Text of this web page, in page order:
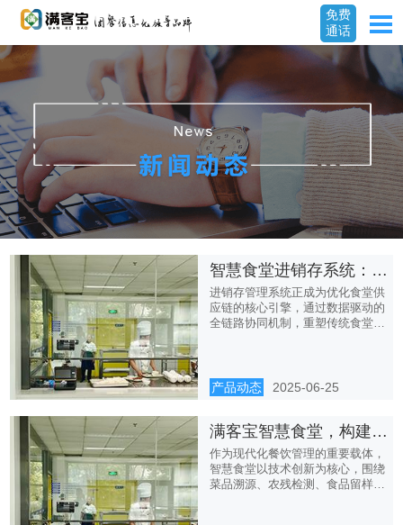
免费
通话
智慧食堂进销存系统：供应链优化的核心驱动力
进销存管理系统正成为优化食堂供
应链的核心引擎，通过数据驱动的
全链路协同机制，重塑传统食堂运
产品动态 2025-06-25
满客宝智慧食堂，构建全方位食品安全管理体系
作为现代化餐饮管理的重要载体，
智慧食堂以技术创新为核心，围绕
菜品溯源、农残检测、食品留样等